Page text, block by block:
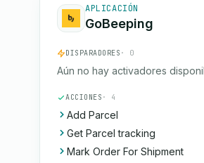
APLICACIÓN
GoBeeping
DISPARADORES · 0
Aún no hay activadores
ACCIONES · 4
Add Parcel
Get Parcel tracking
Mark Order For Shipment